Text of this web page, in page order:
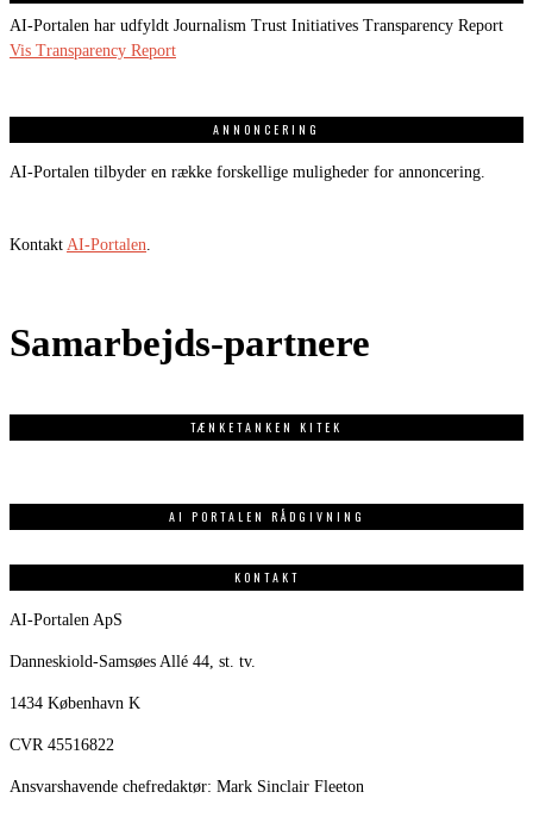
AI-Portalen har udfyldt Journalism Trust Initiatives Transparency Report
Vis Transparency Report
ANNONCERING
AI-Portalen tilbyder en række forskellige muligheder for annoncering.
Kontakt AI-Portalen
Samarbejds-partnere
TÆNKETANKEN KITEK
AI PORTALEN RÅDGIVNING
KONTAKT
AI-Portalen ApS
Danneskiold-Samsøes Allé 44, st. tv.
1434 København K
CVR 45516822
Ansvarshavende chefredaktør: Mark Sinclair Fleeton